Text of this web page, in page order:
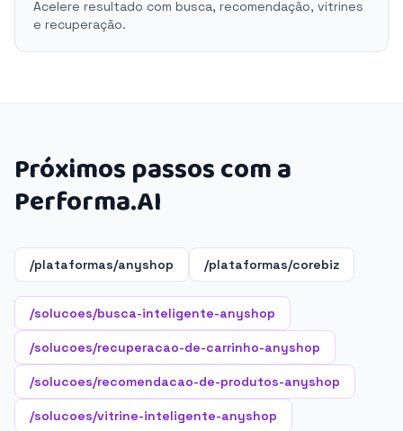
Acelere resultado com busca, recomendação, vitrines
e recuperação.
Próximos passos com a
Performa.AI
/plataformas/anyshop /plataformas/corebiz
/solucoes/busca-inteligente-anyshop
/solucoes/recuperacao-de-carrinho-anyshop
/solucoes/recomendacao-de-produtos-anyshop
/solucoes/vitrine-inteligente-anyshop